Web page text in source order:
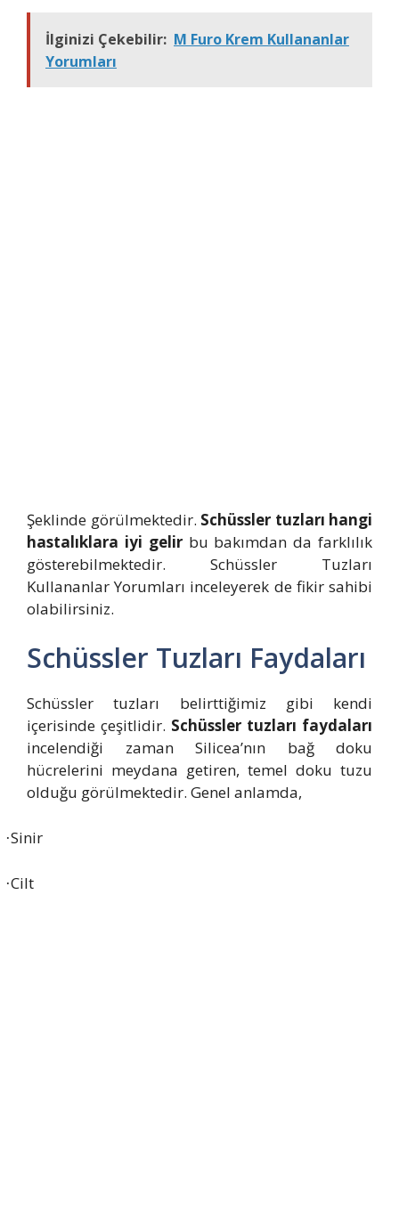
İlginizi Çekebilir: M Furo Krem Kullananlar
Yorumları
Şeklinde görülmektedir. Schüssler tuzları hangi
hastalıklara iyi gelir bu bakımdan da farklılık
gösterebilmektedir. Schüssler Tuzları
Kullananlar Yorumları inceleyerek de fikir sahibi
olabilirsiniz.
Schüssler Tuzları Faydaları
Schüssler tuzları belirttiğimiz gibi kendi
içerisinde çeşitlidir. Schüssler tuzları faydaları
incelendiği zaman Silicea’nın bağ doku
hücrelerini meydana getiren, temel doku tuzu
olduğu görülmektedir. Genel anlamda,
·Sinir
·Cilt